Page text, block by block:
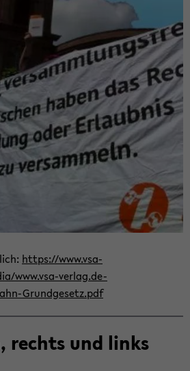
https://www.vsa-​
www.vsa-​verlag.de-​
Grundgesetz.pdf
rechts und links